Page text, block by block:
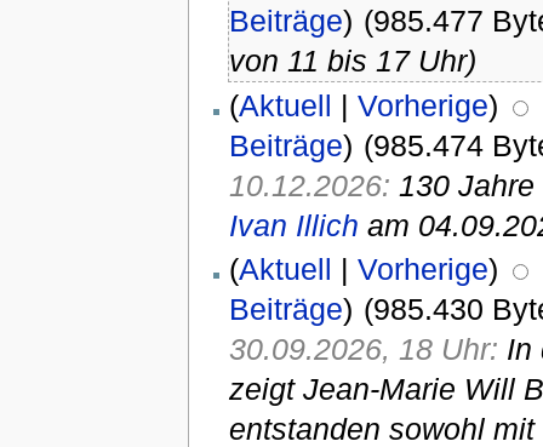
Beiträge) (985.477
von 11 bis 17 Uhr)
(Aktuell | Vorherige)
Beiträge) (985.474
10.12.2026: 130 Jahre
Ivan Illich am
(Aktuell | Vorherige)
Beiträge) (985.430
30.09.2026, 18 Uhr: In
zeigt Jean-Marie Will
entstanden sowohl mit